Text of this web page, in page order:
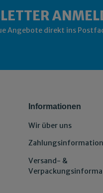
Angebote direkt ins
Informationen
Wir über uns
Versand- &